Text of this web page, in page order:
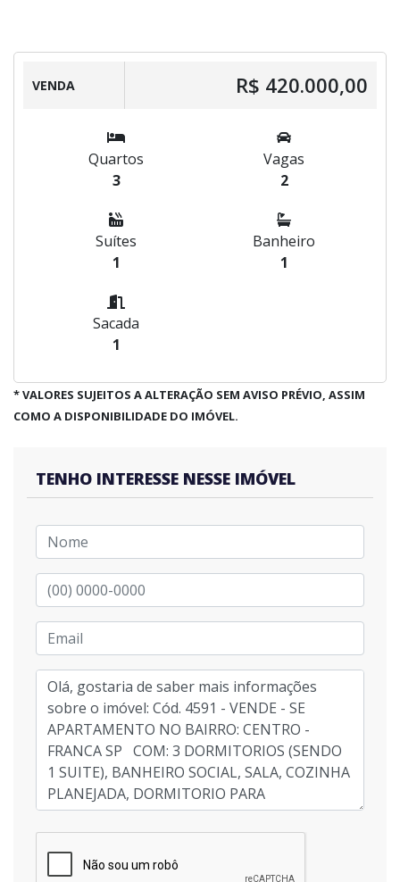
VENDA R$ 420.000,00
Quartos
3
Vagas
2
Suítes
1
Banheiro
1
Sacada
1
* VALORES SUJEITOS A ALTERAÇÃO SEM AVISO PRÉVIO, ASSIM
COMO A DISPONIBILIDADE DO IMÓVEL.
TENHO INTERESSE NESSE IMÓVEL